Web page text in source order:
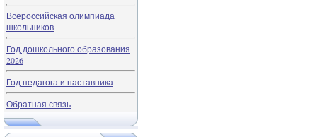
Всероссийская олимпиада
школьников
Год дошкольного образования
2026
Год педагога и наставника
Обратная связь